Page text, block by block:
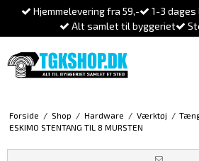
Hjemmelevering fra 59,-
1-3
Alt samlet til byggeriet
Forside / Shop / Hardware / Værktøj /
ESKIMO STENTANG TIL 8 MURSTEN